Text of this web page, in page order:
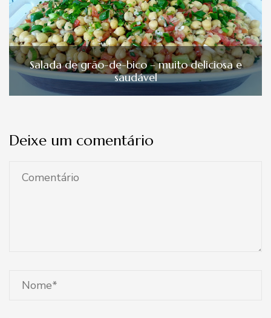
Salada de grão-de-bico – muito deliciosa e
saudável
Deixe um comentário